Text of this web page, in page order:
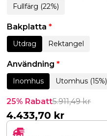
Fullfärg (22%)
Bakplatta *
Utdrag Rektangel
Användning *
Inomhus Utomhus (15%)
25% Rabatt5.911,49kr
4.433,70 kr